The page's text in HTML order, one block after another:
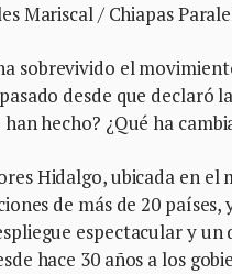
Mariscal / Chiapas
sobrevivido el
desde que declaró
hecho? ¿Qué ha
Hidalgo, ubicada en el
de más de 20
espectacular y
hace 30 años a los